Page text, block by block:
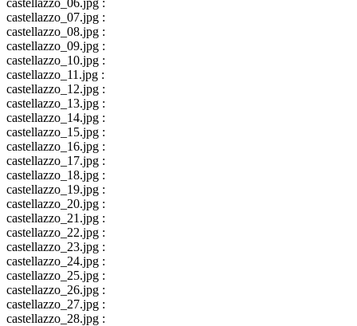
castellazzo_07.jpg :
castellazzo_08.jpg :
castellazzo_09.jpg :
castellazzo_10.jpg :
castellazzo_11.jpg :
castellazzo_12.jpg :
castellazzo_13.jpg :
castellazzo_14.jpg :
castellazzo_15.jpg :
castellazzo_16.jpg :
castellazzo_17.jpg :
castellazzo_18.jpg :
castellazzo_19.jpg :
castellazzo_20.jpg :
castellazzo_21.jpg :
castellazzo_22.jpg :
castellazzo_23.jpg :
castellazzo_24.jpg :
castellazzo_25.jpg :
castellazzo_26.jpg :
castellazzo_27.jpg :
castellazzo_28.jpg :